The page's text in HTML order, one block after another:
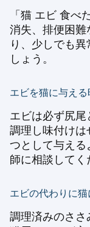
「猫 エビ 食べ
消失、排便困
り、少しでも
しょう。
エビを猫に与え
エビは必ず尻
調理し味付け
つとして与え
師に相談してく
エビの代わりに
調理済みのさ